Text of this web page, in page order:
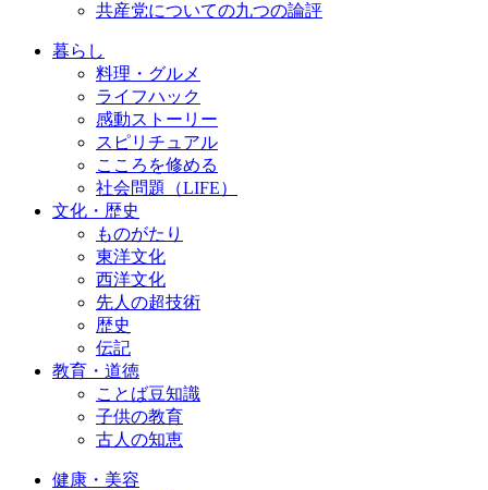
共産党についての九つの論評
暮らし
料理・グルメ
ライフハック
感動ストーリー
スピリチュアル
こころを修める
社会問題（LIFE）
文化・歴史
ものがたり
東洋文化
西洋文化
先人の超技術
歴史
伝記
教育・道徳
ことば豆知識
子供の教育
古人の知恵
健康・美容